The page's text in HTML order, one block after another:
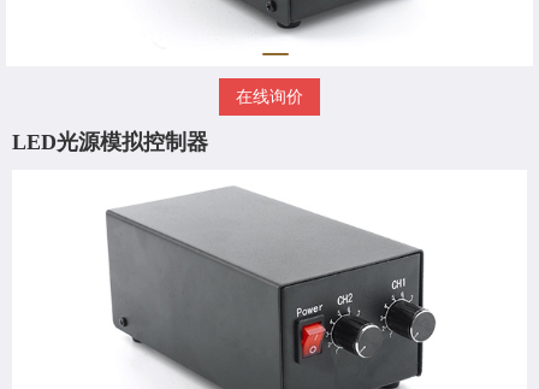
在线询价
LED光源模拟控制器